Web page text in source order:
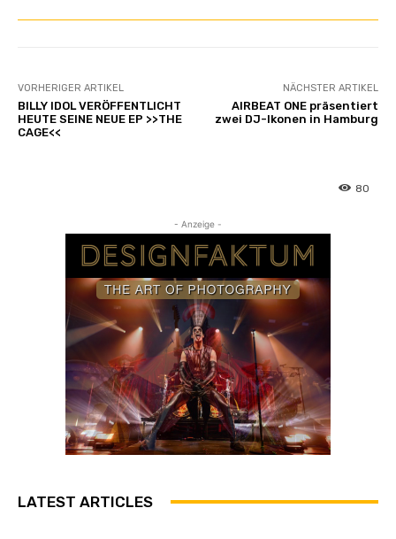
VORHERIGER ARTIKEL
BILLY IDOL VERÖFFENTLICHT
HEUTE SEINE NEUE EP >>THE
CAGE<<
NÄCHSTER ARTIKEL
AIRBEAT ONE präsentiert
zwei DJ-Ikonen in Hamburg
80
- Anzeige -
LATEST ARTICLES